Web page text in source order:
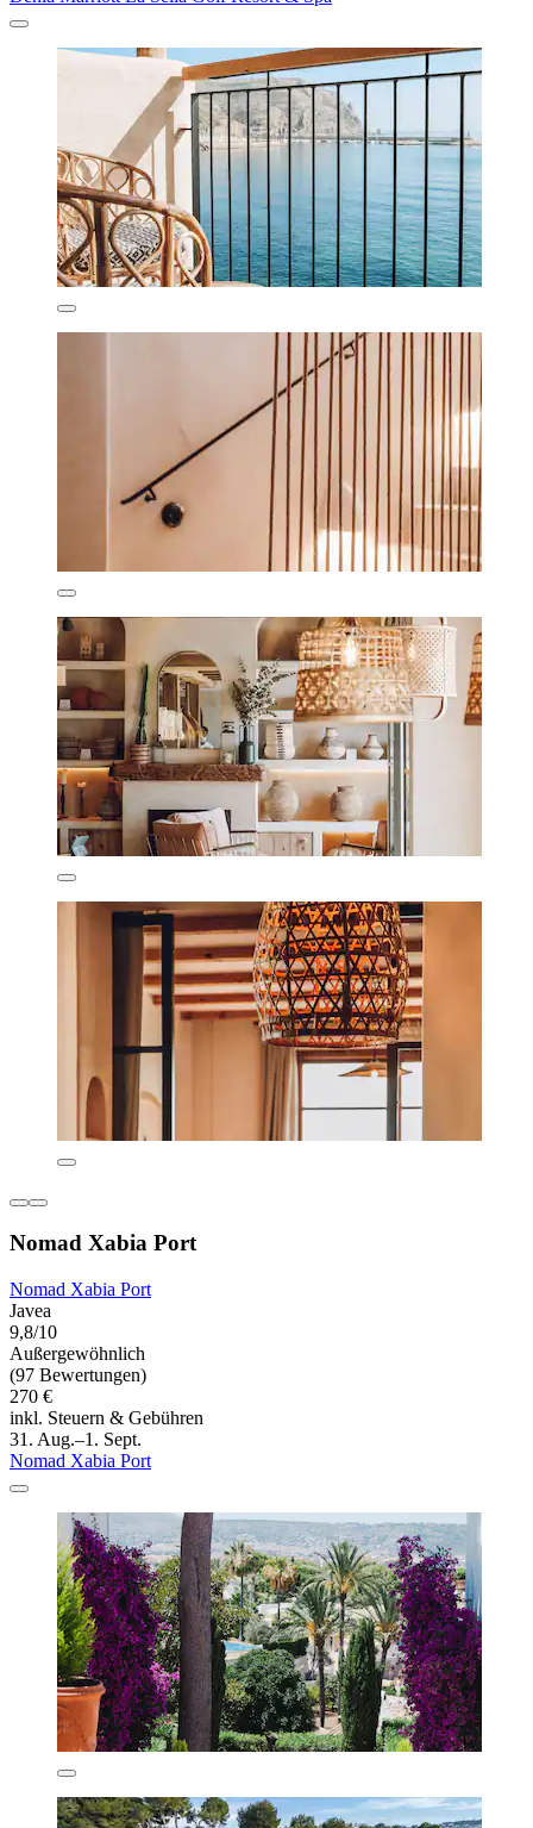
Nomad Xabia Port
Nomad Xabia Port
Javea
9,8/10
Außergewöhnlich
(97 Bewertungen)
270 €
inkl. Steuern & Gebühren
31. Aug.–1. Sept.
Nomad Xabia Port